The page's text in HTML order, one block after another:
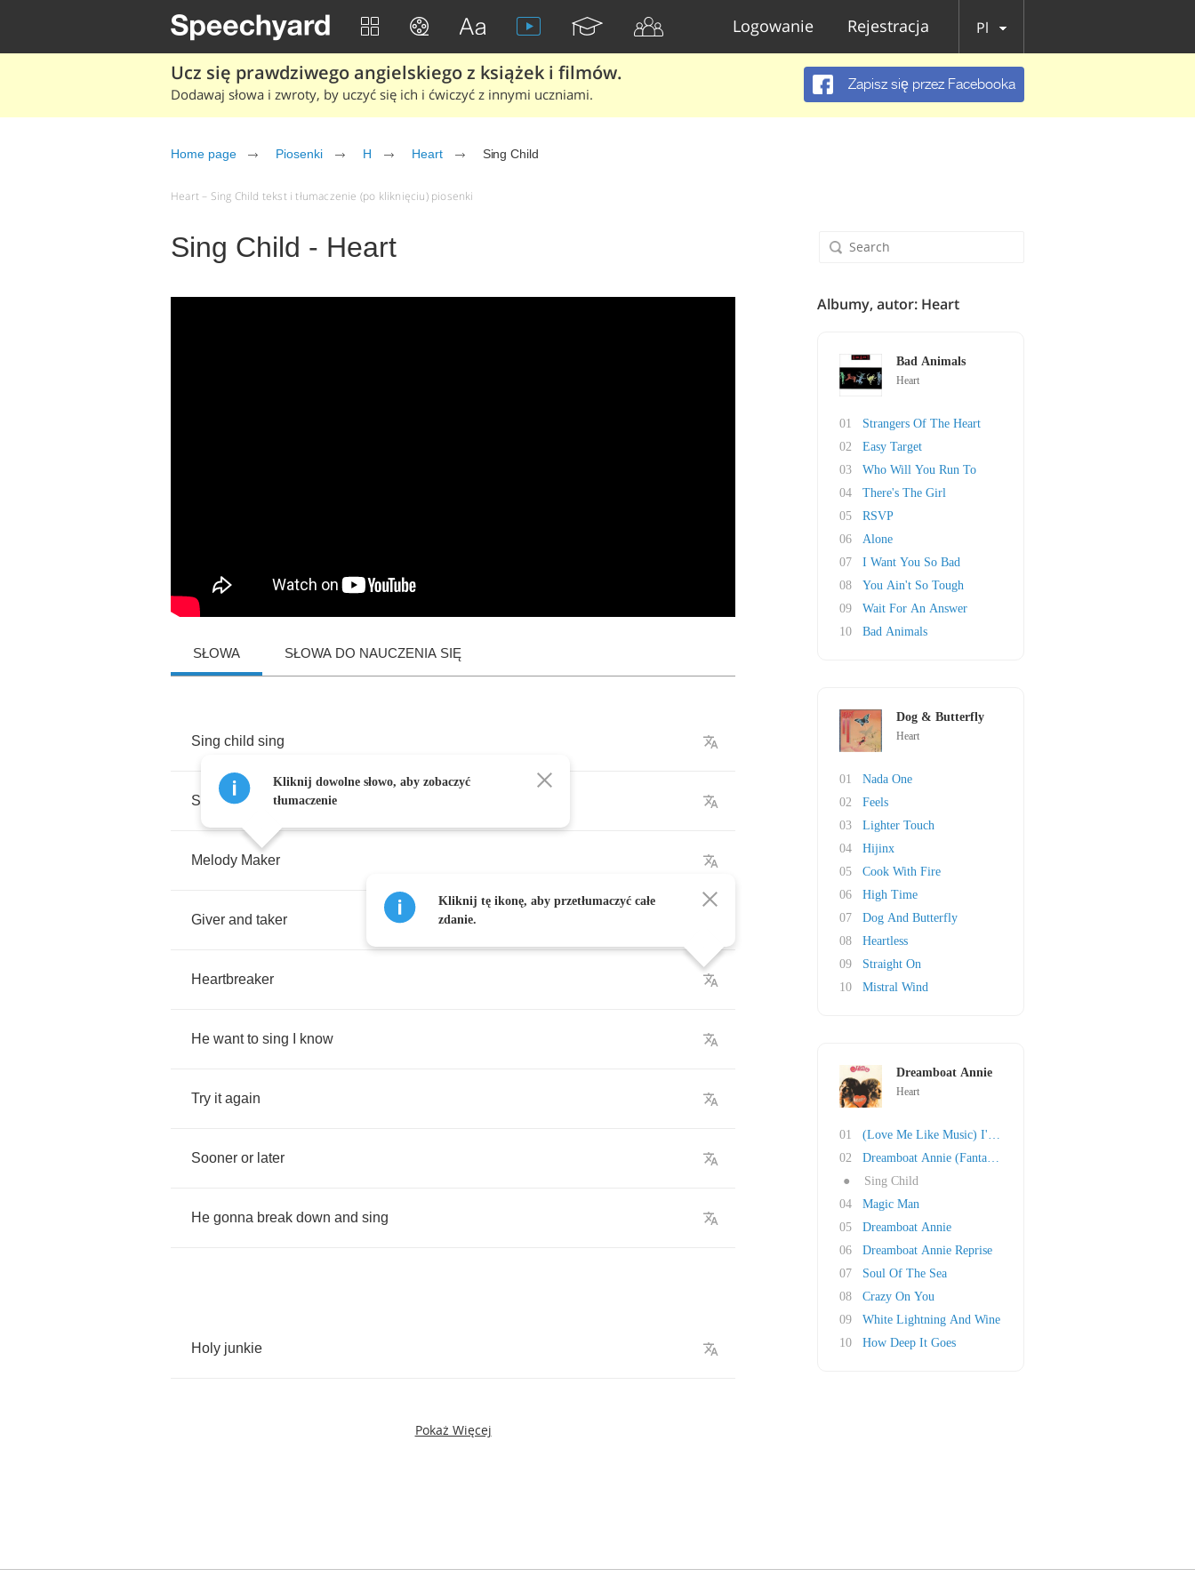
Logowanie Rejestracja Pl
Ucz się prawdziwego angielskiego z książek i filmów.
Dodawaj słowa i zwroty, by uczyć się ich i ćwiczyć z innymi uczniami.
Zapisz się przez Facebooka
Home page Piosenki H Heart Sing Child
Heart – Sing Child tekst i tłumaczenie (po kliknięciu) piosenki
Sing Child - Heart
SŁOWA SŁOWA DO NAUCZENIA SIĘ
Sing child sing
Sing child sing
Melody Maker
Giver and taker
Heartbreaker
He want to sing know
Try it again
Sooner or later
He gonna break down and sing
Holy junkie
Pokaż Więcej
Kliknij dowolne słowo, aby zobaczyć
tłumaczenie
Kliknij tę ikonę, aby przetłumaczyć całe
zdanie.
Albumy, autor: Heart
Bad Animals
Heart
01
Strangers Of The Heart
02
Easy Target
03
Who Will You Run To
04
There's The Girl
05
RSVP
06
Alone
07
I Want You So Bad
08
You Ain't So Tough
09
Wait For An Answer
10
Bad Animals
Dog & Butterfly
Heart
01
Nada One
02
Feels
03
Lighter Touch
04
Hijinx
05
Cook With Fire
06
High Time
07
Dog And Butterfly
08
Heartless
09
Straight On
10
Mistral Wind
Dreamboat Annie
Heart
01
(Love Me Like Music) I'll Be Your Song
02
Dreamboat Annie (Fantasy Child)
●
Sing Child
04
Magic Man
05
Dreamboat Annie
06
Dreamboat Annie Reprise
07
Soul Of The Sea
08
Crazy On You
09
White Lightning And Wine
10
How Deep It Goes